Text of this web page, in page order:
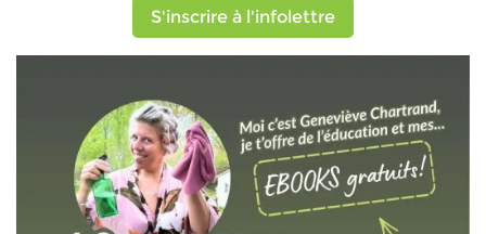
S'inscrire à l'infolettre